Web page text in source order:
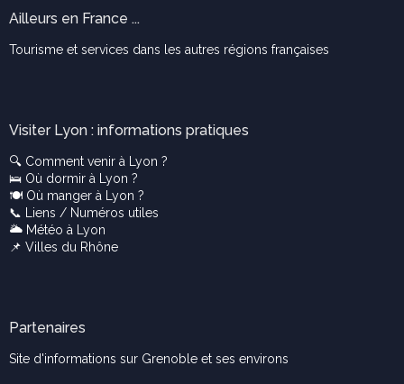
Ailleurs en France ...
Tourisme et services dans les autres régions françaises
Visiter Lyon : informations pratiques
🔍 Comment venir à Lyon ?
🛌 Où dormir à Lyon ?
🍽️ Où manger à Lyon ?
📞
Liens / Numéros utiles
🌥️ Météo à Lyon
📌 Villes du Rhône
Partenaires
Site d'informations sur Grenoble et ses environs